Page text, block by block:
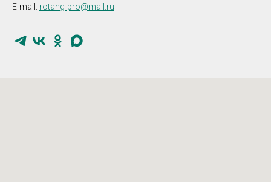
E-mail: rotang-pro@mail.ru